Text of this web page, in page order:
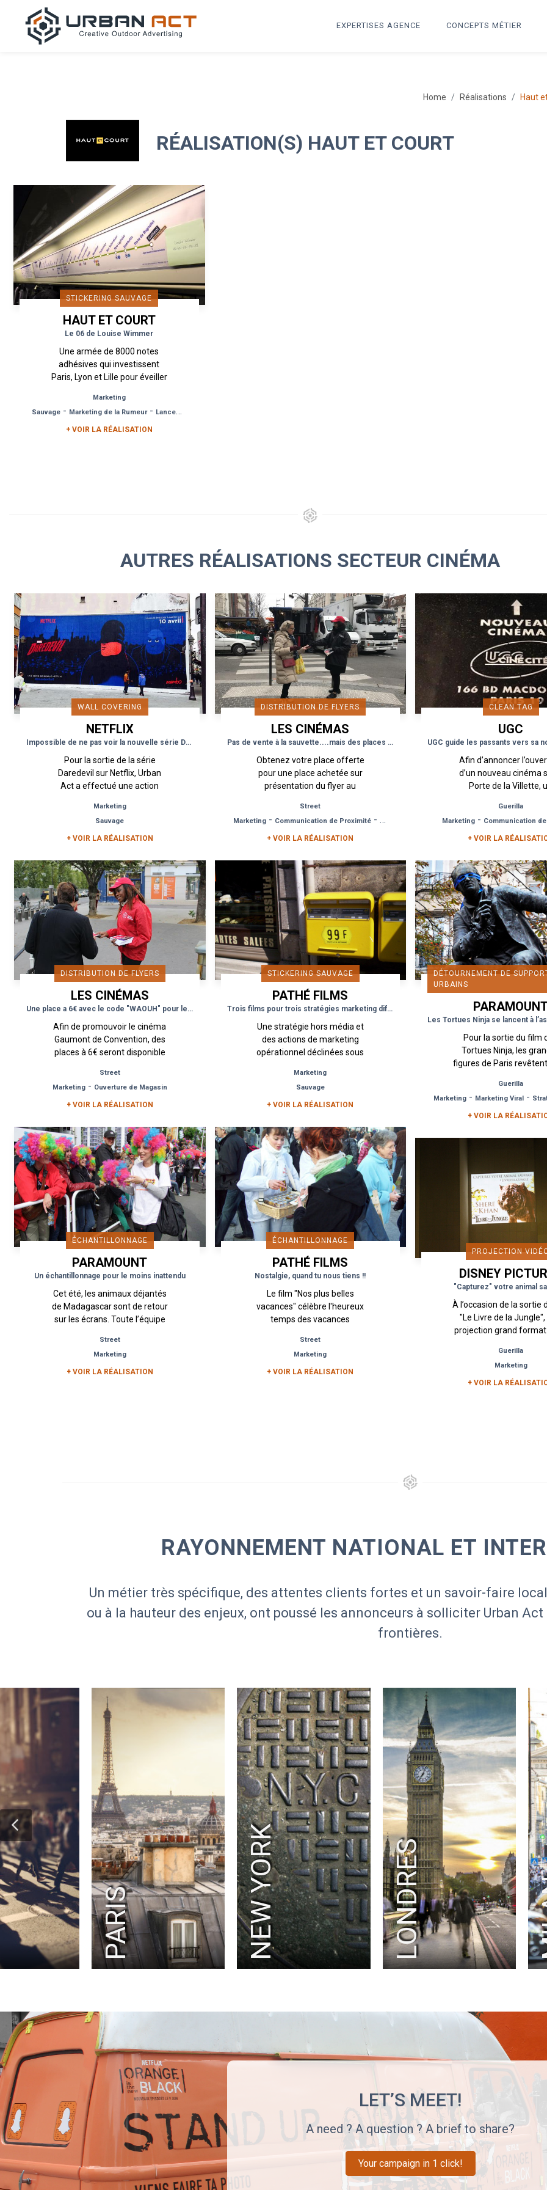
EXPERTISES AGENCE CONCEPTS MÉTIER
Home Réalisations Haut
RÉALISATION(S) HAUT ET COURT
STICKERING SAUVAGE
HAUT ET COURT
Le 06 de Louise Wimmer
Une armée de 8000 notes
adhésives qui investissent
Paris, Lyon et Lille pour éveiller
donner envie d’appeler un
numéro mystère ! ...
Marketing
Sauvage - Marketing de la Rumeur- Lancement de Produit
+ VOIR LA RÉALISATION
AUTRES RÉALISATIONS SECTEUR CINÉMA
WALL COVERING
NETFLIX
Impossible de ne pas voir la nouvelle série DareDevil sur Netflix
Pour la sortie de la série
Daredevil sur Netflix, Urban
Act a effectué une action
afin de toucher un public plus
large. Depuis...
Marketing
Sauvage
+ VOIR LA RÉALISATION
DISTRIBUTION DE FLYERS
LES CINÉMAS
PATHÉ GAUMONT
Pas de vente à la sauvette....mais des places offertes pour Les Fauvettes
Obtenez votre place offerte
pour une place achetée sur
présentation du flyer au
d’inciter le public à découvrir le
cinéma Les Fauvettes...
Street
Marketing- Communication de Proximité- Drive-to-Store, Web, Event
+ VOIR LA RÉALISATION
CLEAN TAG
UGC
Afin d’annoncer
d’un nouveau cinéma
Porte de la Villette,
en place visant à créer
signalétique
Guerilla
Marketing- Communication
+ VOIR LA
DISTRIBUTION DE FLYERS
LES CINÉMAS
PATHÉ GAUMONT
Une place a 6€ avec le code "WAOUH" pour le cinéma Convention
Afin de promouvoir le cinéma
Gaumont de Convention, des
places à 6€ seront disponible
WAOUH. Le cinéma a ouvert
au cœur du 15ème...
Street
Marketing- Ouverture de Magasin
+ VOIR LA RÉALISATION
STICKERING SAUVAGE
PATHÉ FILMS
Trois films pour trois stratégies marketing différentes
Une stratégie hors média et
des actions de marketing
opérationnel déclinées sous
ou de guérilla marketing selon
la thématique...
Marketing
Sauvage
+ VOIR LA RÉALISATION
DÉTOURNEMENT DE
URBAINS
PICTURES
Pour la sortie du film
Tortues Ninja, les
figures de Paris
couleurs flashy à
prendre les armes
Guerilla
Marketing - Marketing Viral -
+ VOIR LA
ÉCHANTILLONNAGE
PARAMOUNT
PICTURES
Un échantillonnage pour le moins inattendu
Cet été, les animaux déjantés
de Madagascar sont de retour
sur les écrans. Toute l’équipe
pendant le Festival pour
présenter le film. ...
Street
Marketing
+ VOIR LA RÉALISATION
ÉCHANTILLONNAGE
PATHÉ FILMS
Nostalgie, quand tu nous tiens !!
Le film "Nos plus belles
vacances" célèbre l'heureux
temps des vacances
années étaient glorieuses, la
planète prometteuse et les
pattes...
Street
Marketing
+ VOIR LA RÉALISATION
PROJECTION
DISNEY
"Capturez" votre animal
À l’occasion de la sortie
"Le Livre de la Jungle",
projection grand format
Marseille permettant
d’annoncer la sortie...
Guerilla
Marketing
+ VOIR LA
RAYONNEMENT NATIONAL ET
Un métier très spécifique, des attentes clients fortes et un savoir-faire
ou à la hauteur des enjeux, ont poussé les annonceurs à solliciter Urban
frontières.
PARIS NEW YORK LONDRES
LET’S MEET!
A need ? A question ? A brief to share?
Your campaign in 1 click!